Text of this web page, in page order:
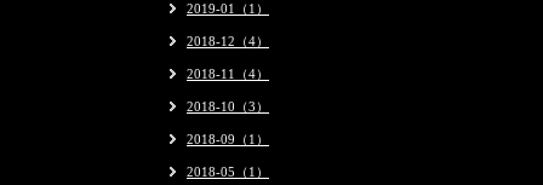
2019-01（1）
2018-12（4）
2018-11（4）
2018-10（3）
2018-09（1）
2018-05（1）